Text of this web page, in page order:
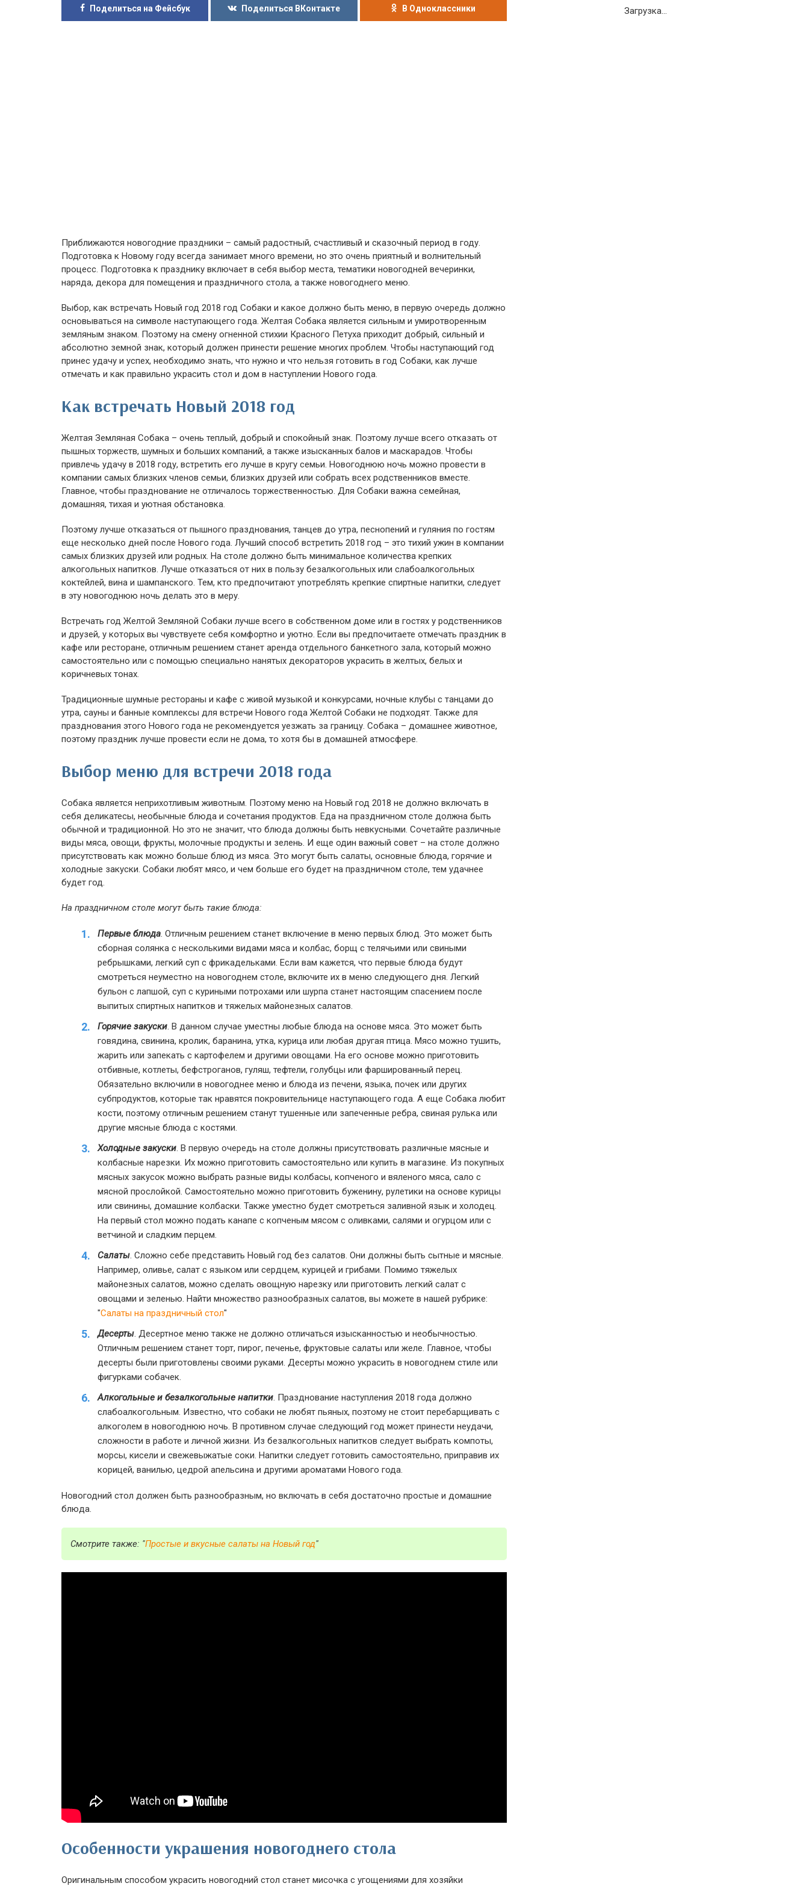
Поделиться на Фейсбук Поделиться ВКонтакте В Одноклассники
Приближаются новогодние праздники – самый радостный, счастливый и сказочный период в году.
Подготовка к Новому году всегда занимает много времени, но это очень приятный и волнительный
процесс. Подготовка к празднику включает в себя выбор места, тематики новогодней вечеринки,
наряда, декора для помещения и праздничного стола, а также новогоднего меню.
Выбор, как встречать Новый год 2018 год Собаки и какое должно быть меню, в первую очередь должно
основываться на символе наступающего года. Желтая Собака является сильным и умиротворенным
земляным знаком. Поэтому на смену огненной стихии Красного Петуха приходит добрый, сильный и
абсолютно земной знак, который должен принести решение многих проблем. Чтобы наступающий год
принес удачу и успех, необходимо знать, что нужно и что нельзя готовить в год Собаки, как лучше
отмечать и как правильно украсить стол и дом в наступлении Нового года.
Как встречать Новый 2018 год
Желтая Земляная Собака – очень теплый, добрый и спокойный знак. Поэтому лучше всего отказать от
пышных торжеств, шумных и больших компаний, а также изысканных балов и маскарадов. Чтобы
привлечь удачу в 2018 году, встретить его лучше в кругу семьи. Новогоднюю ночь можно провести в
компании самых близких членов семьи, близких друзей или собрать всех родственников вместе.
Главное, чтобы празднование не отличалось торжественностью. Для Собаки важна семейная,
домашняя, тихая и уютная обстановка.
Поэтому лучше отказаться от пышного празднования, танцев до утра, песнопений и гуляния по гостям
еще несколько дней после Нового года. Лучший способ встретить 2018 год – это тихий ужин в компании
самых близких друзей или родных. На столе должно быть минимальное количества крепких
алкогольных напитков. Лучше отказаться от них в пользу безалкогольных или слабоалкогольных
коктейлей, вина и шампанского. Тем, кто предпочитают употреблять крепкие спиртные напитки, следует
в эту новогоднюю ночь делать это в меру.
Встречать год Желтой Земляной Собаки лучше всего в собственном доме или в гостях у родственников
и друзей, у которых вы чувствуете себя комфортно и уютно. Если вы предпочитаете отмечать праздник в
кафе или ресторане, отличным решением станет аренда отдельного банкетного зала, который можно
самостоятельно или с помощью специально нанятых декораторов украсить в желтых, белых и
коричневых тонах.
Традиционные шумные рестораны и кафе с живой музыкой и конкурсами, ночные клубы с танцами до
утра, сауны и банные комплексы для встречи Нового года Желтой Собаки не подходят. Также для
празднования этого Нового года не рекомендуется уезжать за границу. Собака – домашнее животное,
поэтому праздник лучше провести если не дома, то хотя бы в домашней атмосфере.
Выбор меню для встречи 2018 года
Собака является неприхотливым животным. Поэтому меню на Новый год 2018 не должно включать в
себя деликатесы, необычные блюда и сочетания продуктов. Еда на праздничном столе должна быть
обычной и традиционной. Но это не значит, что блюда должны быть невкусными. Сочетайте различные
виды мяса, овощи, фрукты, молочные продукты и зелень. И еще один важный совет – на столе должно
присутствовать как можно больше блюд из мяса. Это могут быть салаты, основные блюда, горячие и
холодные закуски. Собаки любят мясо, и чем больше его будет на праздничном столе, тем удачнее
будет год.
На праздничном столе могут быть такие блюда:
Первые блюда . Отличным решением станет включение в меню первых блюд. Это может быть
сборная солянка с несколькими видами мяса и колбас, борщ с телячьими или свиными
ребрышками, легкий суп с фрикадельками. Если вам кажется, что первые блюда будут
смотреться неуместно на новогоднем столе, включите их в меню следующего дня. Легкий
бульон с лапшой, суп с куриными потрохами или шурпа станет настоящим спасением после
выпитых спиртных напитков и тяжелых майонезных салатов.
Горячие закуски . В данном случае уместны любые блюда на основе мяса. Это может быть
говядина, свинина, кролик, баранина, утка, курица или любая другая птица. Мясо можно тушить,
жарить или запекать с картофелем и другими овощами. На его основе можно приготовить
отбивные, котлеты, бефстроганов, гуляш, тефтели, голубцы или фаршированный перец.
Обязательно включили в новогоднее меню и блюда из печени, языка, почек или других
субпродуктов, которые так нравятся покровительнице наступающего года. А еще Собака любит
кости, поэтому отличным решением станут тушенные или запеченные ребра, свиная рулька или
другие мясные блюда с костями.
Холодные закуски . В первую очередь на столе должны присутствовать различные мясные и
колбасные нарезки. Их можно приготовить самостоятельно или купить в магазине. Из покупных
мясных закусок можно выбрать разные виды колбасы, копченого и вяленого мяса, сало с
мясной прослойкой. Самостоятельно можно приготовить буженину, рулетики на основе курицы
или свинины, домашние колбаски. Также уместно будет смотреться заливной язык и холодец.
На первый стол можно подать канапе с копченым мясом с оливками, салями и огурцом или с
ветчиной и сладким перцем.
Салаты . Сложно себе представить Новый год без салатов. Они должны быть сытные и мясные.
Например, оливье, салат с языком или сердцем, курицей и грибами. Помимо тяжелых
майонезных салатов, можно сделать овощную нарезку или приготовить легкий салат с
овощами и зеленью. Найти множество разнообразных салатов, вы можете в нашей рубрике:
"Салаты на праздничный стол"
Десерты . Десертное меню также не должно отличаться изысканностью и необычностью.
Отличным решением станет торт, пирог, печенье, фруктовые салаты или желе. Главное, чтобы
десерты были приготовлены своими руками. Десерты можно украсить в новогоднем стиле или
фигурками собачек.
Алкогольные и безалкогольные напитки . Празднование наступления 2018 года должно
слабоалкогольным. Известно, что собаки не любят пьяных, поэтому не стоит перебарщивать с
алкоголем в новогоднюю ночь. В противном случае следующий год может принести неудачи,
сложности в работе и личной жизни. Из безалкогольных напитков следует выбрать компоты,
морсы, кисели и свежевыжатые соки. Напитки следует готовить самостоятельно, приправив их
корицей, ванилью, цедрой апельсина и другими ароматами Нового года.
Новогодний стол должен быть разнообразным, но включать в себя достаточно простые и домашние
блюда.
Смотрите также: "Простые и вкусные салаты на Новый год"
Особенности украшения новогоднего стола
Оригинальным способом украсить новогодний стол станет мисочка с угощениями для хозяйки
Загрузка...